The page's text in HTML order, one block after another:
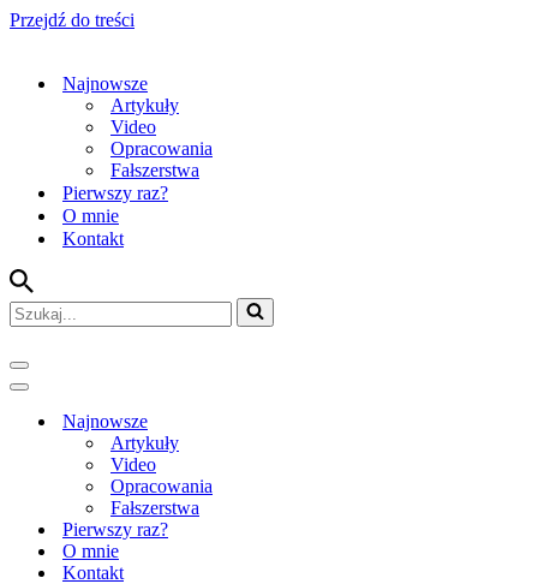
Przejdź do treści
Najnowsze
Artykuły
Video
Opracowania
Fałszerstwa
Pierwszy raz?
O mnie
Kontakt
Szukaj...
Menu
nawigacji
Menu
nawigacjiNajnowsze
Artykuły
Video
Opracowania
Fałszerstwa
Pierwszy raz?
O mnie
Kontakt